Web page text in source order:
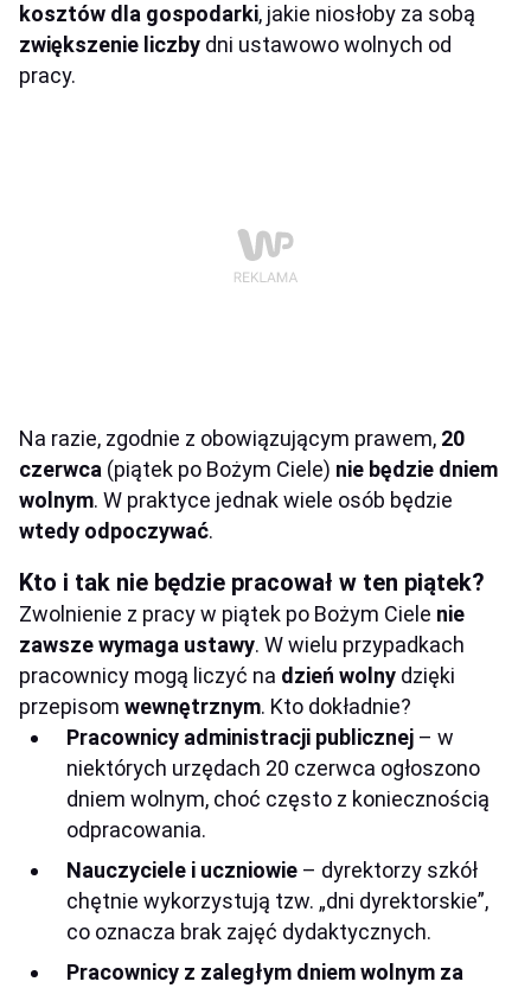
kosztów dla gospodarki, jakie niosłoby za sobą
zwiększenie liczby dni ustawowo wolnych od
pracy.
Na razie, zgodnie z obowiązującym prawem, 20
czerwca (piątek po Bożym Ciele) nie będzie dniem
wolnym. W praktyce jednak wiele osób będzie
wtedy odpoczywać.
Kto i tak nie będzie pracował w ten piątek?
Zwolnienie z pracy w piątek po Bożym Ciele nie
zawsze wymaga ustawy. W wielu przypadkach
pracownicy mogą liczyć na dzień wolny dzięki
przepisom wewnętrznym. Kto dokładnie?
Pracownicy administracji publicznej – w
niektórych urzędach 20 czerwca ogłoszono
dniem wolnym, choć często z koniecznością
odpracowania.
Nauczyciele i uczniowie – dyrektorzy szkół
chętnie wykorzystują tzw. „dni dyrektorskie”,
co oznacza brak zajęć dydaktycznych.
Pracownicy z zaległym dniem wolnym za